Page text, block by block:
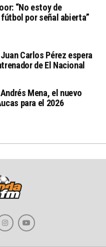
“No estoy de
por señal abierta”
Carlos Pérez espera
de El Nacional
Mena, el nuevo
para el 2026